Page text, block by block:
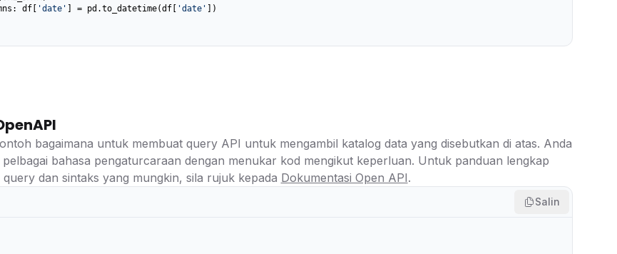
df[ 'date' ] = pd.to_datetime(df[ 'date' ])
bagaimana untuk membuat query API untuk mengambil katalog data yang disebutkan di atas. Anda
bahasa pengaturcaraan dengan menukar kod mengikut keperluan. Untuk panduan lengkap
dan sintaks yang mungkin, sila rujuk kepada Dokumentasi Open API.
Salin